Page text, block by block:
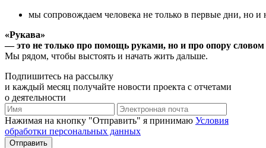
мы сопровождаем человека не только в первые дни, но и
«Рукава»
— это не только про помощь руками, но и про опору словом
Мы рядом, чтобы выстоять и начать жить дальше.
Подпишитесь на рассылку
и каждый месяц получайте новости проекта с отчетами
о деятельности
Нажимая на кнопку "Отправить" я принимаю Условия
обработки персональных данных
Отправить